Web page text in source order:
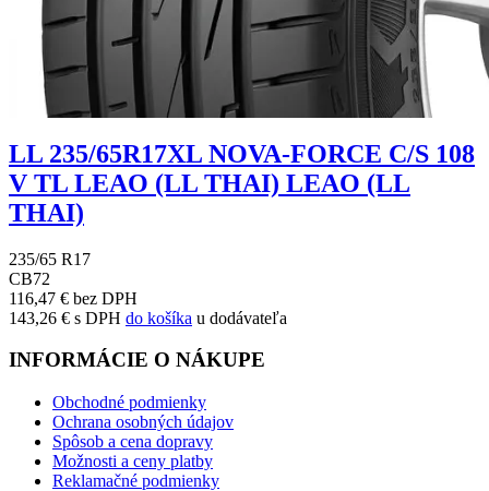
LL 235/65R17XL NOVA-FORCE C/S 108
V TL LEAO (LL THAI) LEAO (LL
THAI)
235/65 R17
CB72
116,47 € bez DPH
143,26 € s DPH do košíka u dodávateľa
INFORMÁCIE O NÁKUPE
Obchodné podmienky
Ochrana osobných údajov
Spôsob a cena dopravy
Možnosti a ceny platby
Reklamačné podmienky